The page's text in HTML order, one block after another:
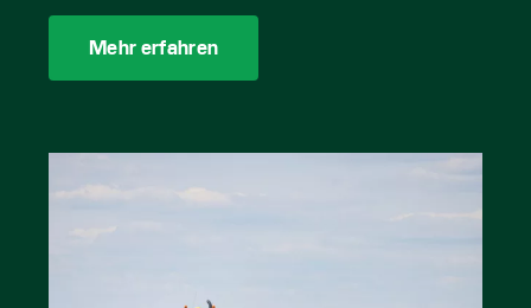
Mehr erfahren